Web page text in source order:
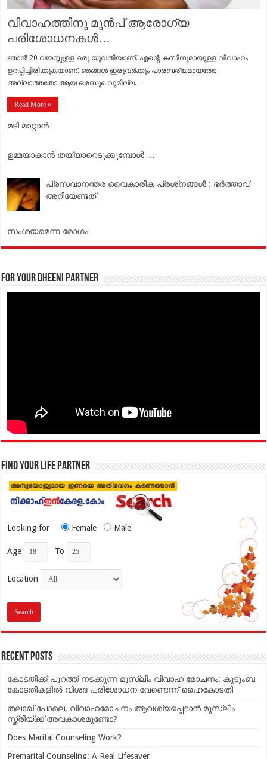
വിവാഹത്തിനു മുൻപ് ആരോഗ്യ
പരിശോധനകൾ…
ഞാൻ 20 വയസ്സുള്ള ഒരു യുവതിയാണ്. എന്റെ കസിനുമായുള്ള വിവാഹം
ഉറപ്പിച്ചിരിക്കുകയാണ്. ഞങ്ങൾ ഇരുവർക്കും പാരമ്പര്യമായതോ
അല്ലാത്തതോ ആയ ഒരസുഖവുമില്ല. …
Read More »
മടി മാറ്റാന്‍
ഉമ്മയാകാന്‍ തയ്യാറെടുക്കുമ്പോള്‍ …
പ്രസവാനന്തര വൈകാരിക പ്രശ്‌നങ്ങള്‍ : ഭര്‍ത്താവ്
അറിയേണ്ടത്
സംശയമെന്ന രോഗം
For your Dheeni Partner
Find your life partner
Looking for Female Male
Age To
Location
Recent Posts
കോടതിക്ക് പുറത്ത് നടക്കുന്ന മുസ്‌ലിം വിവാഹ മോചനം: കുടുംബ
കോടതികളില്‍ വിശദ പരിശോധന വേണ്ടെന്ന് ഹൈകോടതി
തലാഖ് പോലെ, വിവാഹമോചനം ആവശ്യപ്പെടാൻ മുസ്ലീം
സ്ത്രീയ്ക്ക് അവകാശമുണ്ടോ?
Does Marital Counseling Work?
Premarital Counseling: A Real Lifesaver